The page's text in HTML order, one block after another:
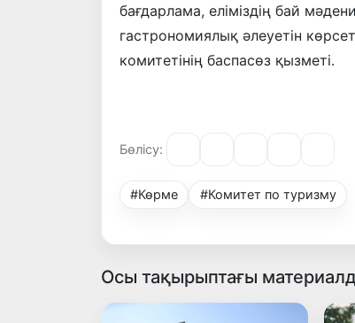
бағдарлама, еліміздің бай
гастрономиялық әлеуетін
комитетінің баспасөз қызметі.
Бөлісу:
#Көрме #Комитет по туризму
Осы тақырыптағы